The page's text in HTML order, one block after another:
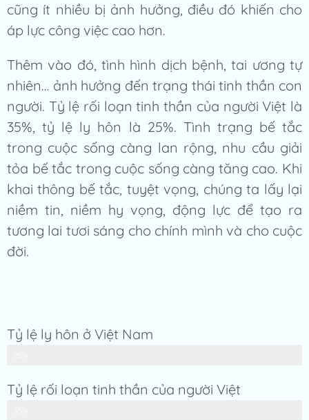
cũng ít nhiều bị ảnh hưởng, điều đó khiến cho
áp lực công việc cao hơn.
Thêm vào đó, tình hình dịch bệnh, tai ương tự
nhiên… ảnh hưởng đến trạng thái tinh thần con
người. Tỷ lệ rối loạn tinh thần của người Việt là
35%, tỷ lệ ly hôn là 25%. Tình trạng bế tắc
trong cuộc sống càng lan rộng, nhu cầu giải
tỏa bế tắc trong cuộc sống càng tăng cao. Khi
khai thông bế tắc, tuyệt vọng, chúng ta lấy lại
niềm tin, niềm hy vọng, động lực để tạo ra
tương lai tươi sáng cho chính mình và cho cuộc
đời.
Tỷ lệ ly hôn ở Việt Nam
Tỷ lệ rối loạn tinh thần của người Việt